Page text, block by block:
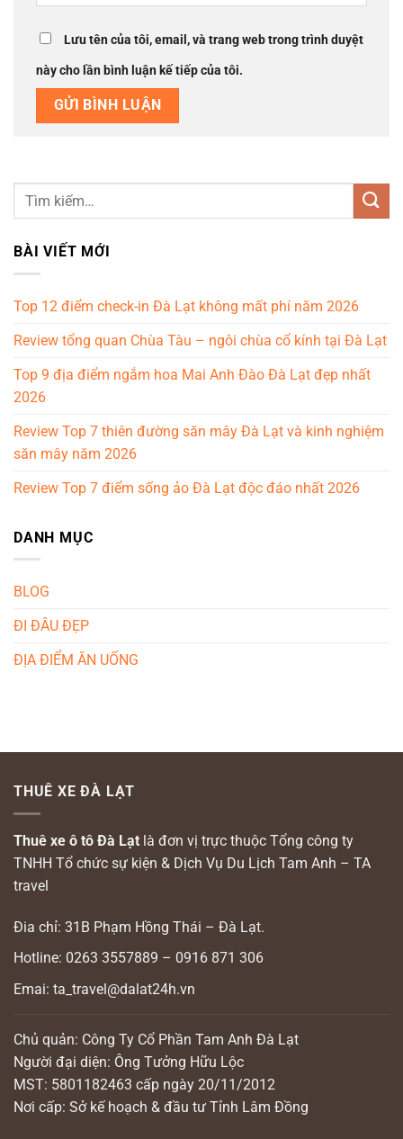
Lưu tên của tôi, email, và trang web trong trình duyệt
này cho lần bình luận kế tiếp của tôi.
BÀI VIẾT MỚI
Top 12 điểm check-in Đà Lạt không mất phí năm 2026
Review tổng quan Chùa Tàu – ngôi chùa cổ kính tại Đà Lạt
Top 9 địa điểm ngắm hoa Mai Anh Đào Đà Lạt đẹp nhất
2026
Review Top 7 thiên đường săn mây Đà Lạt và kinh nghiệm
săn mây năm 2026
Review Top 7 điểm sống ảo Đà Lạt độc đáo nhất 2026
DANH MỤC
BLOG
ĐI ĐÂU ĐẸP
ĐỊA ĐIỂM ĂN UỐNG
THUÊ XE ĐÀ LẠT
Thuê xe ô tô Đà Lạt là đơn vị trực thuộc Tổng công ty
TNHH Tổ chức sự kiện & Dịch Vụ Du Lịch Tam Anh – TA
travel
Đia chỉ: 31B Phạm Hồng Thái – Đà Lạt.
Hotline: 0263 3557889 – 0916 871 306
Emai: ta_travel@dalat24h.vn
Chủ quản: Công Ty Cổ Phần Tam Anh Đà Lạt
Người đại diện: Ông Tưởng Hữu Lộc
MST: 5801182463 cấp ngày 20/11/2012
Nơi cấp: Sở kế hoạch & đầu tư Tỉnh Lâm Đồng